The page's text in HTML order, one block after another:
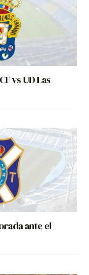
vs UD Las
ante el